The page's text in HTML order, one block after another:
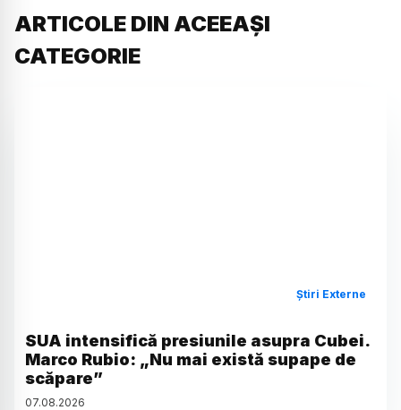
ARTICOLE DIN ACEEAȘI
CATEGORIE
Știri Externe
SUA intensifică presiunile asupra Cubei.
Marco Rubio: „Nu mai există supape de
scăpare”
07.08.2026